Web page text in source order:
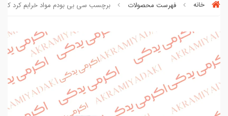
خانه فهرست محصولات برچسب سی بی بودم مواد خرابم کرد کد 67